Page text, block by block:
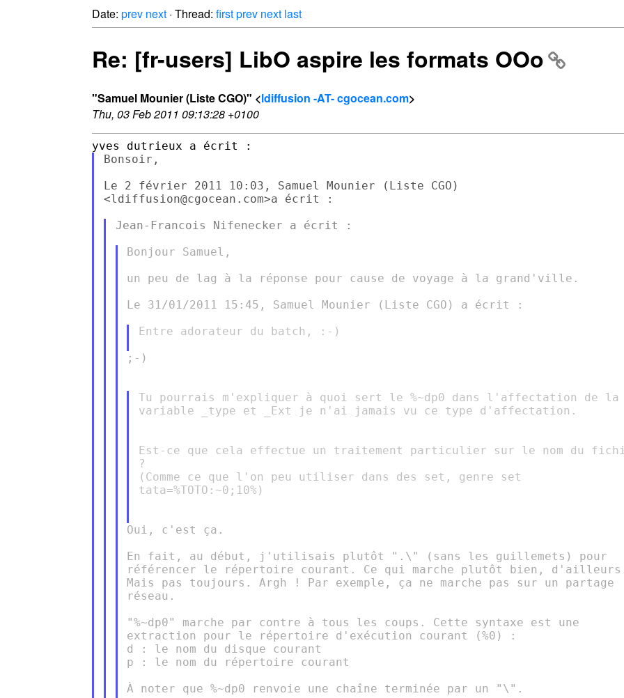
Date: prev next · Thread: firstprev next last
Re: [fr-users] LibO aspire les formats OOo
"Samuel Mounier (Liste CGO)" <ldiffusion -AT- cgocean.com>
Thu, 03 Feb 2011 09:13:28 +0100
Bonsoir,
Le 2 février 2011 10:03, Samuel Mounier (Liste CGO)
<ldiffusion@cgocean.com>a écrit :
Jean-Francois Nifenecker a écrit :
Bonjour Samuel,
un peu de lag à la réponse pour cause de voyage à la grand'ville.
Le 31/01/2011 15:45, Samuel Mounier (Liste CGO) a écrit :
Entre adorateur du batch, :-)
;-)
Tu pourrais m'expliquer à quoi sert le %~dp0 dans l'affectation de la
variable _type et _Ext je n'ai jamais vu ce type d'affectation.
Est-ce que cela effectue un traitement particulier sur le nom du
?
(Comme ce que l'on peu utiliser dans des set, genre set
tata=%TOTO:~0;10%)
Oui, c'est ça.
En fait, au début, j'utilisais plutôt ".\" (sans les guillemets) pour
référencer le répertoire courant. Ce qui marche plutôt bien,
Mais pas toujours. Argh ! Par exemple, ça ne marche pas sur un partage
réseau.
"%~dp0" marche par contre à tous les coups. Cette syntaxe est une
extraction pour le répertoire d'exécution courant (%0) :
d : le nom du disque courant
p : le nom du répertoire courant
À noter que %~dp0 renvoie une chaîne terminée par un "\".